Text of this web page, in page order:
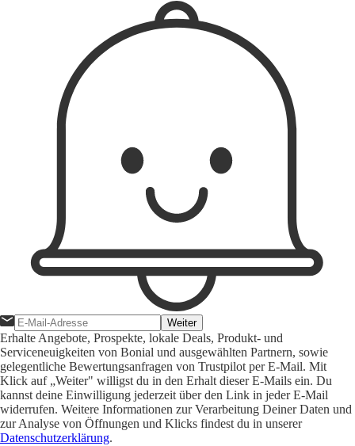
Weiter
Erhalte Angebote, Prospekte, lokale Deals, Produkt- und
Serviceneuigkeiten von Bonial und ausgewählten Partnern, sowie
gelegentliche Bewertungsanfragen von Trustpilot per E-Mail. Mit
Klick auf „Weiter" willigst du in den Erhalt dieser E-Mails ein. Du
kannst deine Einwilligung jederzeit über den Link in jeder E-Mail
widerrufen. Weitere Informationen zur Verarbeitung Deiner Daten und
zur Analyse von Öffnungen und Klicks findest du in unserer
Datenschutzerklärung.